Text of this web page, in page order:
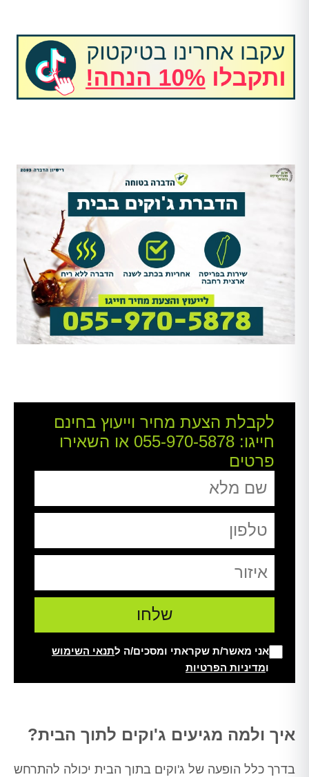
לקבלת הצעת מחיר וייעוץ בחינם
חייגו: 055-970-5878 או השאירו
פרטים
אני מאשר/ת שקראתי ומסכים/ה לתנאי השימוש
ומדיניות הפרטיות
איך ולמה מגיעים ג'וקים לתוך הבית?
בדרך כלל הופעה של ג'וקים בתוך הבית יכולה להתרחש